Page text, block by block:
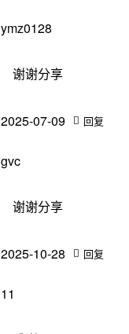
ymz0128
谢谢分享
2025-07-09 回复
gvc
谢谢分享
2025-10-28 回复
11